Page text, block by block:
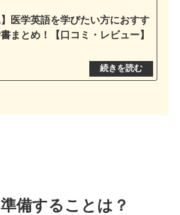
】医学英語を学びたい方におすす
まとめ！【口コミ・レビュー】
備することは？